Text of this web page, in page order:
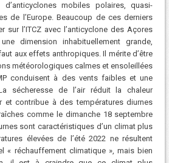
mobiles polaires, quasi-
de l’Europe. Beaucoup de ces derniers
sur l’ITCZ avec l’anticyclone des Açores
dimension inhabituellement grande,
aux effets anthropiques. Il mérite d’être
météorologiques calmes et ensoleillées
conduisent à des vents faibles et une
sécheresse de l’air réduit la chaleur
et contribue à des températures diurnes
comme le dimanche 18 septembre
sont caractéristiques d’un climat plus
élevées de l’été 2022 ne résultent
« réchauffement climatique », mais bien